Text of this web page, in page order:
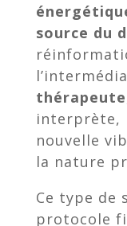
source du
thérapeute
interprète,
nouvelle
la nature
Ce type de
protocole